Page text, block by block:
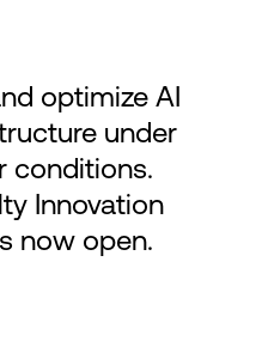
optimize AI
under
conditions.
Innovation
now open.